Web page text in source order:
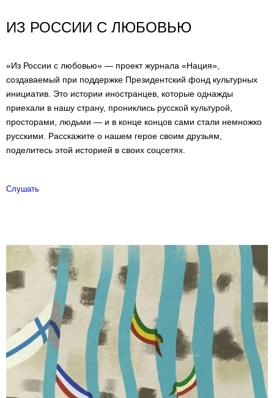
ИЗ РОССИИ С ЛЮБОВЬЮ
«Из России с любовью» — проект журнала «Нация»,
создаваемый при поддержке Президентский фонд культурных
инициатив. Это истории иностранцев, которые однажды
приехали в нашу страну, прониклись русской культурой,
просторами, людьми — и в конце концов сами стали немножко
русскими. Расскажите о нашем герое своим друзьям,
поделитесь этой историей в своих соцсетях.
Слушать